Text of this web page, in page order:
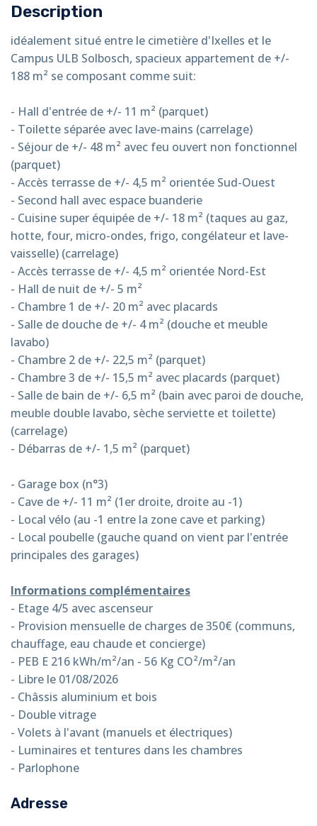
Description
idéalement situé entre le cimetière d'Ixelles et le
Campus ULB Solbosch, spacieux appartement de +/-
188 m² se composant comme suit:
- Hall d'entrée de +/- 11 m² (parquet)
- Toilette séparée avec lave-mains (carrelage)
- Séjour de +/- 48 m² avec feu ouvert non fonctionnel
(parquet)
- Accès terrasse de +/- 4,5 m² orientée Sud-Ouest
- Second hall avec espace buanderie
- Cuisine super équipée de +/- 18 m² (taques au gaz,
hotte, four, micro-ondes, frigo, congélateur et lave-
vaisselle) (carrelage)
- Accès terrasse de +/- 4,5 m² orientée Nord-Est
- Hall de nuit de +/- 5 m²
- Chambre 1 de +/- 20 m² avec placards
- Salle de douche de +/- 4 m² (douche et meuble
lavabo)
- Chambre 2 de +/- 22,5 m² (parquet)
- Chambre 3 de +/- 15,5 m² avec placards (parquet)
- Salle de bain de +/- 6,5 m² (bain avec paroi de douche,
meuble double lavabo, sèche serviette et toilette)
(carrelage)
- Débarras de +/- 1,5 m² (parquet)
- Garage box (n°3)
- Cave de +/- 11 m² (1er droite, droite au -1)
- Local vélo (au -1 entre la zone cave et parking)
- Local poubelle (gauche quand on vient par l'entrée
principales des garages)
Informations complémentaires
- Etage 4/5 avec ascenseur
- Provision mensuelle de charges de 350€ (communs,
chauffage, eau chaude et concierge)
- PEB E 216 kWh/m²/an - 56 Kg CO²/m²/an
- Libre le 01/08/2026
- Châssis aluminium et bois
- Double vitrage
- Volets à l'avant (manuels et électriques)
- Luminaires et tentures dans les chambres
- Parlophone
Adresse